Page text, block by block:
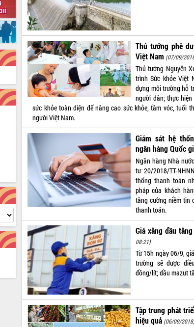
Thủ tướng phê
Việt Nam (07/09/
Thủ tướng Nguyễn
trình Sức khỏe Việt
dựng môi trường hỗ
người dân; thực
sức khỏe toàn diện để nâng cao sức khỏe, tầm vóc, tuổi
người Việt Nam.
Giám sát hệ
ngân hàng Quốc
Ngân hàng Nhà
tư 20/2018/TT-
thống thanh toán
pháp của khách
tăng cường niềm tin
thanh toán.
Giá xăng dầu
08:21)
Từ 15h ngày 06/9,
trường sẽ được
đồng/lít; dầu mazut
Tập trung phát
hiệu quả (06/09/